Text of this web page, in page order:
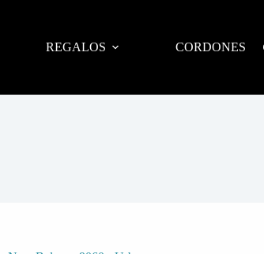
REGALOS CORDONES